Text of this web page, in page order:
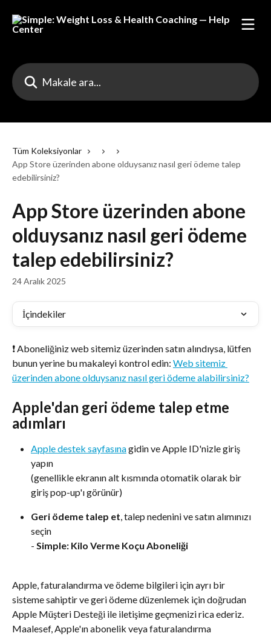
Makale ara...
Tüm Koleksiyonlar
App Store üzerinden abone olduysanız nasıl geri ödeme talep
edebilirsiniz?
App Store üzerinden abone
olduysanız nasıl geri ödeme
talep edebilirsiniz?
24 Aralık 2025
İçindekiler
❗ Aboneliğiniz web sitemiz üzerinden satın alındıysa, lütfen
bunun yerine bu makaleyi kontrol edin: Web sitemiz
üzerinden abone olduysanız nasıl geri ödeme alabilirsiniz?
Apple'dan geri ödeme talep etme
adımları
Apple destek sayfasına gidin ve Apple ID'nizle giriş
yapın
(genellikle ekranın alt kısmında otomatik olarak bir
giriş pop-up'ı görünür)
Geri ödeme talep et, talep nedenini ve satın alımınızı
seçin
- Simple: Kilo Verme Koçu Aboneliği
Apple, faturalandırma ve ödeme bilgileri için ayrı bir
sisteme sahiptir ve geri ödeme düzenlemek için doğrudan
Apple Müşteri Desteği ile iletişime geçmenizi rica ederiz.
Maalesef, Apple'ın abonelik veya faturalandırma